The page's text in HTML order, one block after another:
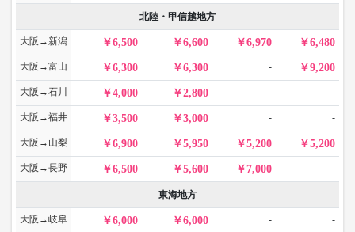
北陸・甲信越地方
大阪→新潟 6,500 6,600 6,970 6,480
大阪→富山 6,300 6,300 - 9,200
大阪→石川 4,000 2,800 - -
大阪→福井 3,500 3,000 - -
大阪→山梨 6,900 5,950 5,200 5,200
大阪→長野 6,500 5,600 7,000 -
東海地方
大阪→岐阜 6,000 6,000 - -